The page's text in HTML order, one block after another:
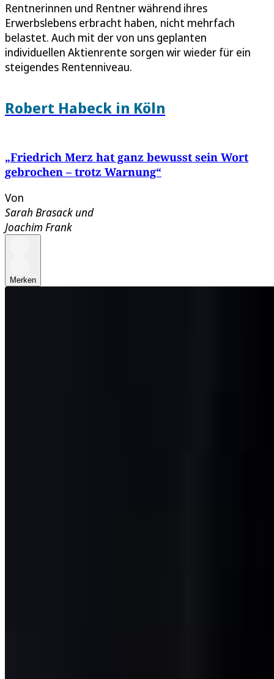
Rentnerinnen und Rentner während ihres
Erwerbslebens erbracht haben, nicht mehrfach
belastet. Auch mit der von uns geplanten
individuellen Aktienrente sorgen wir wieder für ein
steigendes Rentenniveau.
Robert Habeck in Köln
„Friedrich Merz hat ganz bewusst sein Wort
gebrochen – trotz Warnung“
Von
Sarah Brasack und
Joachim Frank
Merken